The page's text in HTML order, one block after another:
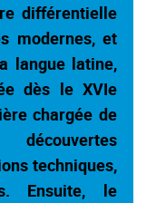
différentielle
modernes, et
langue latine,
dès le XVIe
chargée de
techniques,
Ensuite, le